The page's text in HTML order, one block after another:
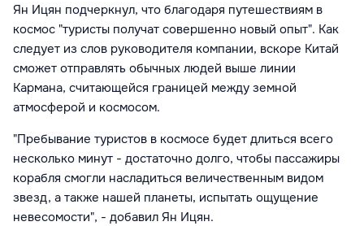
Ян Ицян подчеркнул, что благодаря путешествиям в
космос "туристы получат совершенно новый опыт". Как
следует из слов руководителя компании, вскоре Китай
сможет отправлять обычных людей выше линии
Кармана, считающейся границей между земной
атмосферой и космосом.
"Пребывание туристов в космосе будет длиться всего
несколько минут - достаточно долго, чтобы пассажиры
корабля смогли насладиться величественным видом
звезд, а также нашей планеты, испытать ощущение
невесомости", - добавил Ян Ицян.